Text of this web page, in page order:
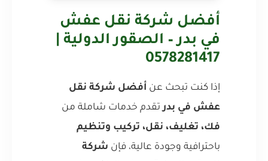
أفضل شركة نقل عفش
في بدر – الصقور الدولية |
0578281417
إذا كنت تبحث عن أفضل شركة نقل
عفش في بدرتقدم خدمات شاملة من
فك، تغليف، نقل، تركيب وتنظيم
باحترافية وجودة عالية، فإن شركة